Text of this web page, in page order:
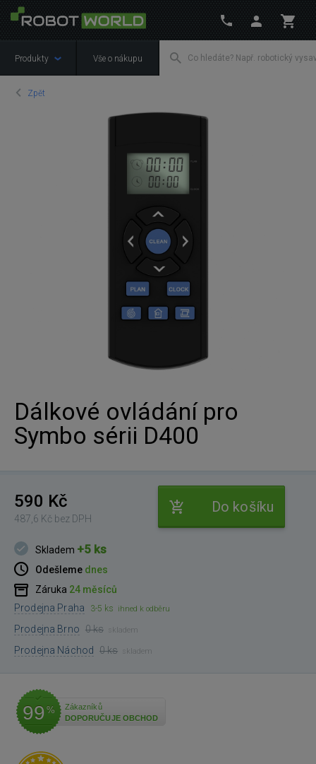
Produkty Vše o nákupu
Zpět
Dálkové ovládání pro
Symbo sérii D400
590 Kč
487,6 Kč bez DPH
Do košíku
Skladem +5 ks
Odešleme dnes
Záruka 24 měsíců
Prodejna Praha
3-5 ks ihned k odběru
Prodejna Brno 0 ks skladem
Prodejna Náchod 0 ks skladem
99 %
Zákazníků
DOPORUČUJE OBCHOD